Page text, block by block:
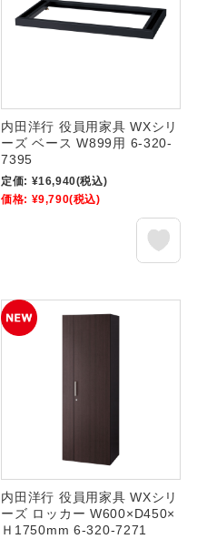
内田洋行 役員用家具 WXシリ
ーズ ベース W899用 6-320-
7395
定価: ¥16,940(税込)
価格: ¥9,790(税込)
内田洋行 役員用家具 WXシリ
ーズ ロッカー W600×D450×
Ｈ1750mm 6-320-7271